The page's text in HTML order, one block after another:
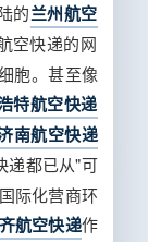
的兰州航空
空快递的网
胞。甚至像
特航空快递
南航空快递
递都已从"可
际化营商环
航空快递作